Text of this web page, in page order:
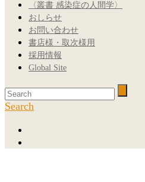
〈叢書 感染症の人間学〉
おしらせ
お問い合わせ
書店様・取次様用
採用情報
Global Site
Search